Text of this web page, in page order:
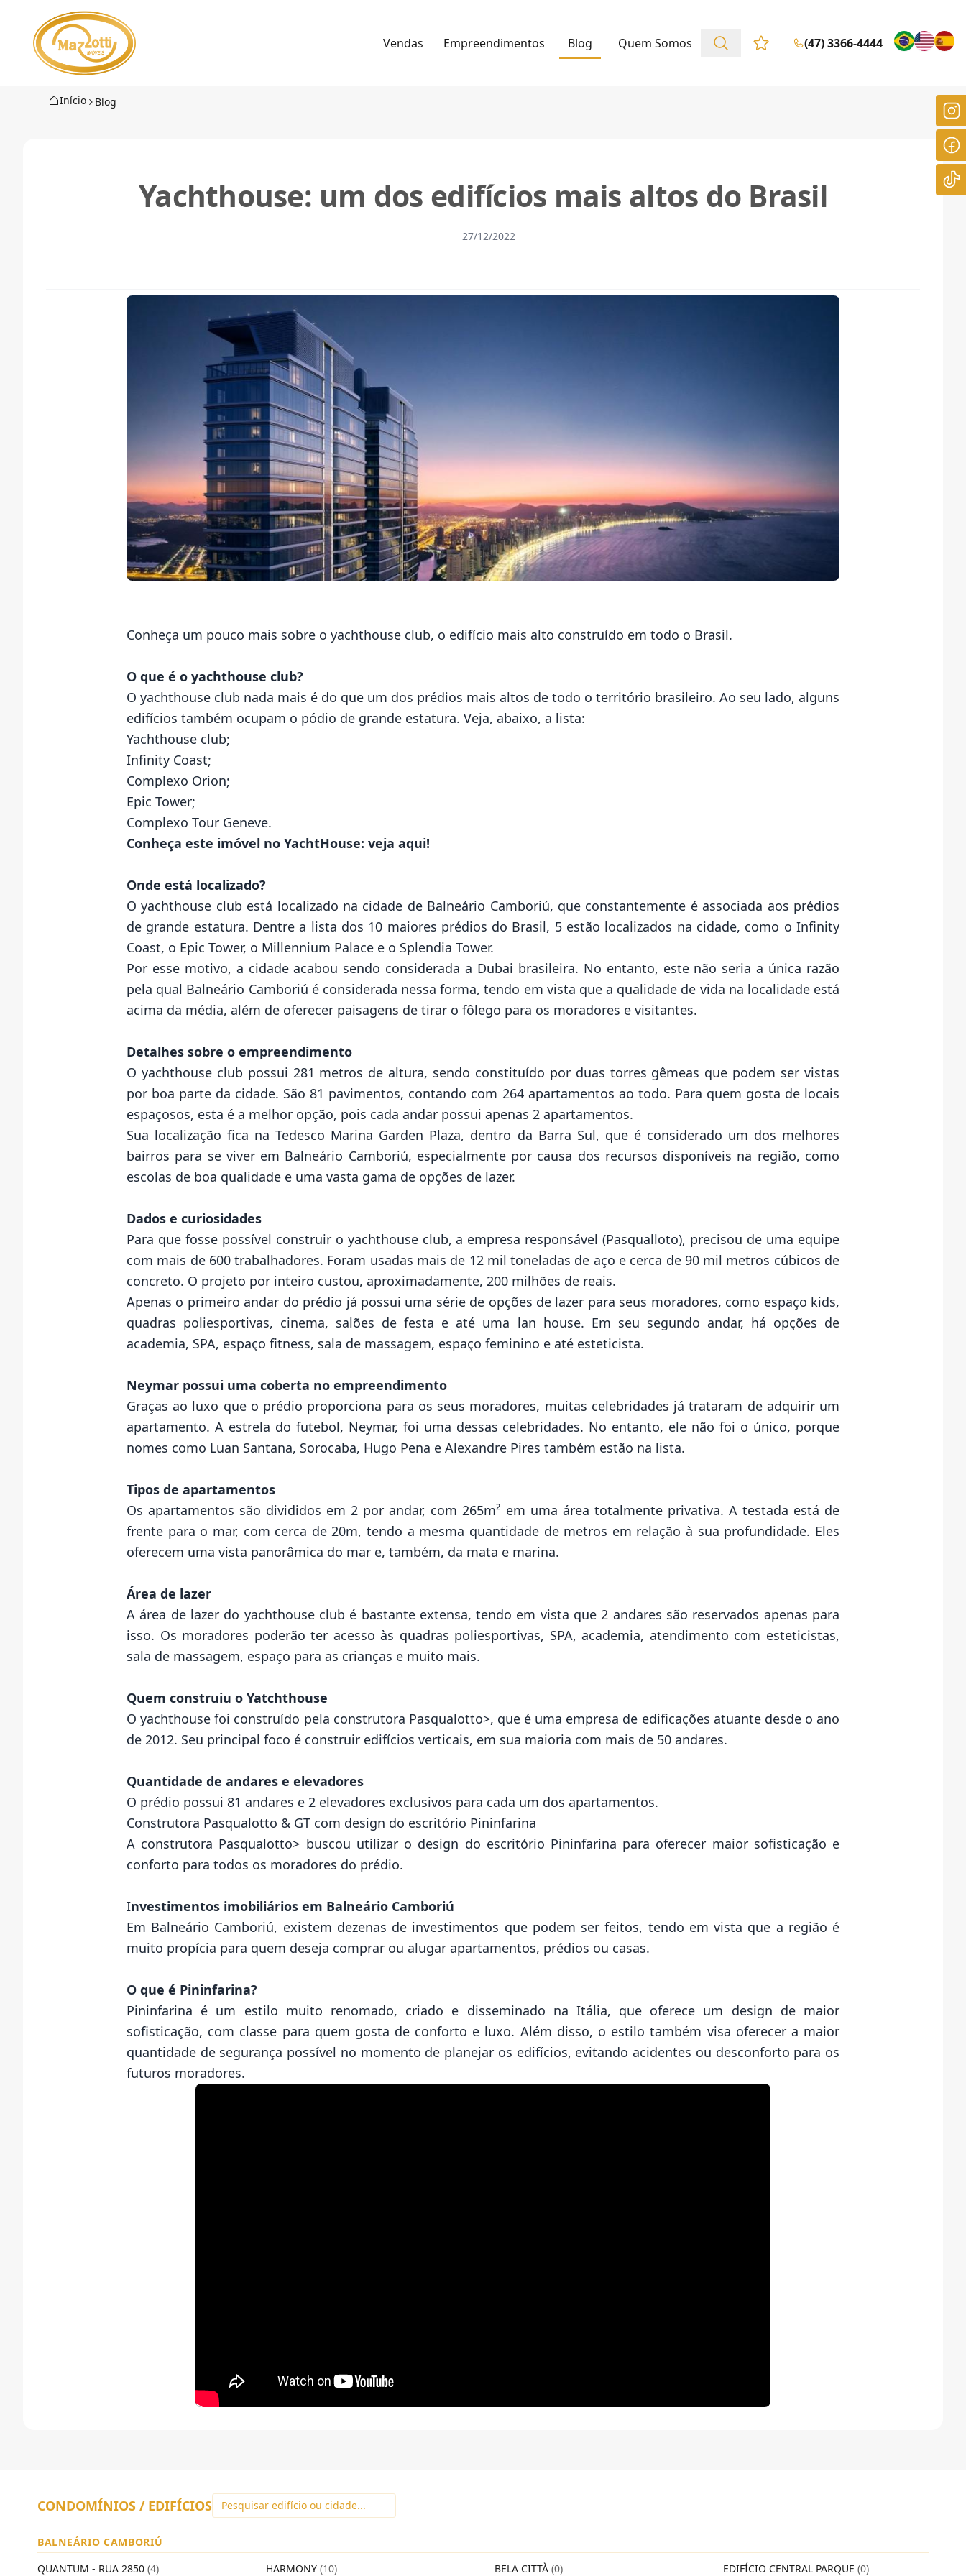
Vendas Empreendimentos Blog Quem Somos Favoritos (0 itens)
(47) 3366-4444
Início Blog
Yachthouse: um dos edifícios mais altos do Brasil
27/12/2022
Conheça um pouco mais sobre o yachthouse club, o edifício mais alto construído em todo o Brasil.
O que é o yachthouse club?
O yachthouse club nada mais é do que um dos prédios mais altos de todo o território brasileiro. Ao seu lado, alguns
edifícios também ocupam o pódio de grande estatura. Veja, abaixo, a lista:
Yachthouse club;
Infinity Coast;
Complexo Orion;
Epic Tower;
Complexo Tour Geneve.
Conheça este imóvel no YachtHouse: veja aqui!
Onde está localizado?
O yachthouse club está localizado na cidade de Balneário Camboriú, que constantemente é associada aos prédios
de grande estatura. Dentre a lista dos 10 maiores prédios do Brasil, 5 estão localizados na cidade, como o Infinity
Coast, o Epic Tower, o Millennium Palace e o Splendia Tower.
Por esse motivo, a cidade acabou sendo considerada a Dubai brasileira. No entanto, este não seria a única razão
pela qual Balneário Camboriú é considerada nessa forma, tendo em vista que a qualidade de vida na localidade está
acima da média, além de oferecer paisagens de tirar o fôlego para os moradores e visitantes.
Detalhes sobre o empreendimento
O yachthouse club possui 281 metros de altura, sendo constituído por duas torres gêmeas que podem ser vistas
por boa parte da cidade. São 81 pavimentos, contando com 264 apartamentos ao todo. Para quem gosta de locais
espaçosos, esta é a melhor opção, pois cada andar possui apenas 2 apartamentos.
Sua localização fica na Tedesco Marina Garden Plaza, dentro da Barra Sul, que é considerado um dos melhores
bairros para se viver em Balneário Camboriú, especialmente por causa dos recursos disponíveis na região, como
escolas de boa qualidade e uma vasta gama de opções de lazer.
Dados e curiosidades
Para que fosse possível construir o yachthouse club, a empresa responsável (Pasqualloto), precisou de uma equipe
com mais de 600 trabalhadores. Foram usadas mais de 12 mil toneladas de aço e cerca de 90 mil metros cúbicos de
concreto. O projeto por inteiro custou, aproximadamente, 200 milhões de reais.
Apenas o primeiro andar do prédio já possui uma série de opções de lazer para seus moradores, como espaço kids,
quadras poliesportivas, cinema, salões de festa e até uma lan house. Em seu segundo andar, há opções de
academia, SPA, espaço fitness, sala de massagem, espaço feminino e até esteticista.
Neymar possui uma coberta no empreendimento
Graças ao luxo que o prédio proporciona para os seus moradores, muitas celebridades já trataram de adquirir um
apartamento. A estrela do futebol, Neymar, foi uma dessas celebridades. No entanto, ele não foi o único, porque
nomes como Luan Santana, Sorocaba, Hugo Pena e Alexandre Pires também estão na lista.
Tipos de apartamentos
Os apartamentos são divididos em 2 por andar, com 265m² em uma área totalmente privativa. A testada está de
frente para o mar, com cerca de 20m, tendo a mesma quantidade de metros em relação à sua profundidade. Eles
oferecem uma vista panorâmica do mar e, também, da mata e marina.
Área de lazer
A área de lazer do yachthouse club é bastante extensa, tendo em vista que 2 andares são reservados apenas para
isso. Os moradores poderão ter acesso às quadras poliesportivas, SPA, academia, atendimento com esteticistas,
sala de massagem, espaço para as crianças e muito mais.
Quem construiu o Yatchthouse
O yachthouse foi construído pela construtora Pasqualotto>, que é uma empresa de edificações atuante desde o ano
de 2012. Seu principal foco é construir edifícios verticais, em sua maioria com mais de 50 andares.
Quantidade de andares e elevadores
O prédio possui 81 andares e 2 elevadores exclusivos para cada um dos apartamentos.
Construtora Pasqualotto & GT com design do escritório Pininfarina
A construtora Pasqualotto> buscou utilizar o design do escritório Pininfarina para oferecer maior sofisticação e
conforto para todos os moradores do prédio.
Investimentos imobiliários em Balneário Camboriú
Em Balneário Camboriú, existem dezenas de investimentos que podem ser feitos, tendo em vista que a região é
muito propícia para quem deseja comprar ou alugar apartamentos, prédios ou casas.
O que é Pininfarina?
Pininfarina é um estilo muito renomado, criado e disseminado na Itália, que oferece um design de maior
sofisticação, com classe para quem gosta de conforto e luxo. Além disso, o estilo também visa oferecer a maior
quantidade de segurança possível no momento de planejar os edifícios, evitando acidentes ou desconforto para os
futuros moradores.
CONDOMÍNIOS / EDIFÍCIOS
BALNEÁRIO CAMBORIÚ
QUANTUM - RUA 2850 (4) HARMONY (10) BELA CITTÀ (0) EDIFÍCIO CENTRAL PARQUE (0)